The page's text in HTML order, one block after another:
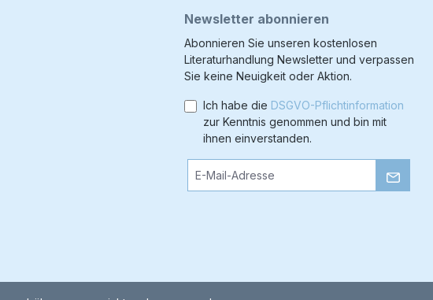
Newsletter abonnieren
Abonnieren Sie unseren kostenlosen
Literaturhandlung Newsletter und verpassen
Sie keine Neuigkeit oder Aktion.
Ich habe die DSGVO-Pflichtinformation
zur Kenntnis genommen und bin mit
ihnen einverstanden.